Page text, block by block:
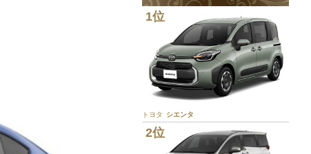
1位
トヨタ シエンタ
2位